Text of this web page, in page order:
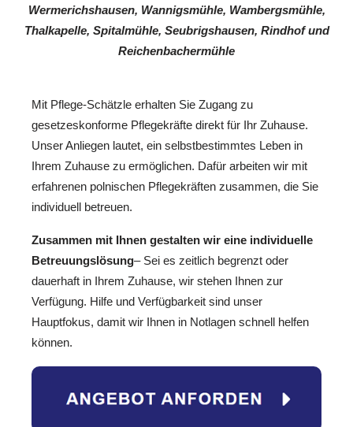
Wermerichshausen, Wannigsmühle, Wambergsmühle,
Thalkapelle, Spitalmühle, Seubrigshausen, Rindhof und
Reichenbachermühle
Mit Pflege-Schätzle erhalten Sie Zugang zu
gesetzeskonforme Pflegekräfte direkt für Ihr Zuhause.
Unser Anliegen lautet, ein selbstbestimmtes Leben in
Ihrem Zuhause zu ermöglichen. Dafür arbeiten wir mit
erfahrenen polnischen Pflegekräften zusammen, die Sie
individuell betreuen.
Zusammen mit Ihnen gestalten wir eine individuelle
Betreuungslösung– Sei es zeitlich begrenzt oder
dauerhaft in Ihrem Zuhause, wir stehen Ihnen zur
Verfügung. Hilfe und Verfügbarkeit sind unser
Hauptfokus, damit wir Ihnen in Notlagen schnell helfen
können.